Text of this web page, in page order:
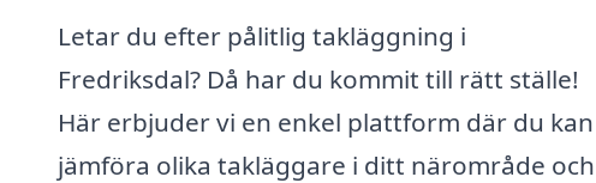
Letar du efter pålitlig takläggning i
Fredriksdal? Då har du kommit till rätt ställe!
Här erbjuder vi en enkel plattform där du kan
jämföra olika takläggare i ditt närområde och